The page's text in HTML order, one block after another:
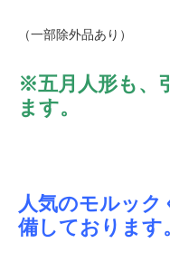
（一部除外品あり）
※五月人形も、
ます。
人気のモルック
備しております